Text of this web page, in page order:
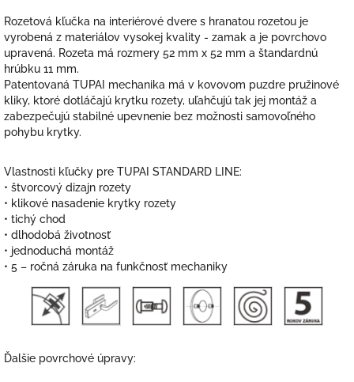
Rozetová kľučka na interiérové dvere s hranatou rozetou je
vyrobená z materiálov vysokej kvality - zamak a je povrchovo
upravená. Rozeta má rozmery 52 mm x 52 mm a štandardnú
hrúbku 11 mm.
Patentovaná TUPAI mechanika má v kovovom puzdre pružinové
kliky, ktoré dotláčajú krytku rozety, uľahčujú tak jej montáž a
zabezpečujú stabilné upevnenie bez možnosti samovoľného
pohybu krytky.
Vlastnosti kľučky pre TUPAI STANDARD LINE:
• štvorcový dizajn rozety
• klikové nasadenie krytky rozety
• tichý chod
• dlhodobá životnosť
• jednoduchá montáž
• 5 – ročná záruka na funkčnosť mechaniky
Ďalšie povrchové úpravy: